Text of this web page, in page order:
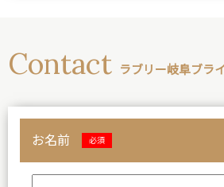
Contact ラブリー岐阜ブラ
お名前 必須